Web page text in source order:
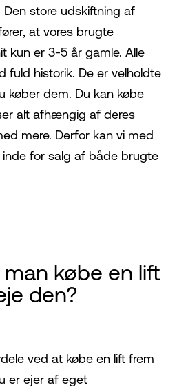
store udskiftning af
at vores brugte
kun er 3-5 år gamle. Alle
fuld historik. De er velholdte
køber dem. Du kan købe
alt afhængig af deres
mere. Derfor kan vi med
for salg af både brugte
købe en lift
den?
ved at købe en lift frem
er ejer af eget